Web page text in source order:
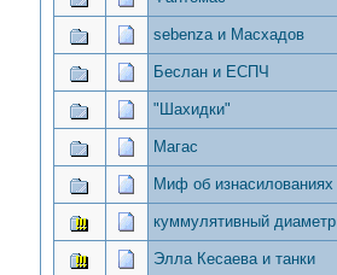
sebenza и Масхадов
Беслан и ЕСПЧ
"Шахидки"
Магас
Миф об изнасилованиях
куммулятивный диаметр
Элла Кесаева и танки